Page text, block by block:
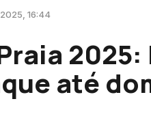
16:44
até